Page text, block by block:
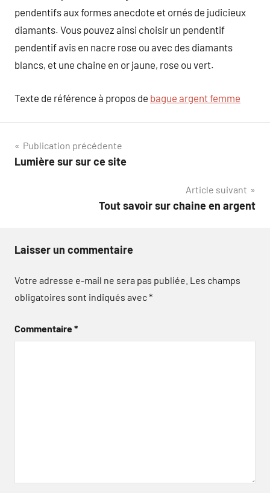
pendentifs aux formes anecdote et ornés de judicieux
diamants. Vous pouvez ainsi choisir un pendentif
pendentif avis en nacre rose ou avec des diamants
blancs, et une chaine en or jaune, rose ou vert.
Texte de référence à propos de bague argent femme
Navigation
de
Publication précédente
Lumière sur sur ce site
Article suivant
Tout savoir sur chaine en argent
Laisser un commentaire
Votre adresse e-mail ne sera pas publiée. Les champs
obligatoires sont indiqués avec*
Commentaire*